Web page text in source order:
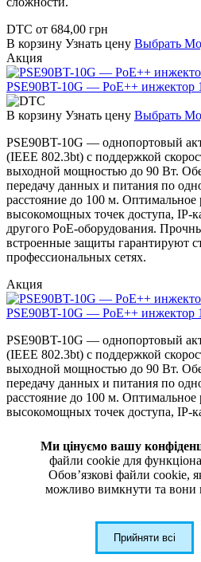
DTC от 684,00 грн
В корзину Узнать цену Выбрать
Акция
PSE90BT-10G — PoE++ инжектор
В корзину Узнать цену Выбрать
PSE90BT-10G — однопортовый
(IEEE 802.3bt) с поддержкой
выходной мощностью до 90 Вт.
передачу данных и питания по
расстояние до 100 м.
высокомощных точек доступа, IP-
другого PoE-оборудования.
встроенные защиты гарантируют
профессиональных сетях.
Акция
PSE90BT-10G — PoE++ инжектор
PSE90BT-10G — однопортовый
(IEEE 802.3bt) с поддержкой
выходной мощностью до 90 Вт.
передачу данных и питания по
расстояние до 100 м.
высокомощных точек доступа, IP-
встроенные защиты гарантируют
профессиональных сетях.
4 571,00грн
В корзину Узнать цену Выбрать
PSE90G — PoE++ инжектор
Ми цінуємо вашу
файли cookie для
Обовʼязкові файли cookie,
можливо вимкнути та вони
Прийняти всі